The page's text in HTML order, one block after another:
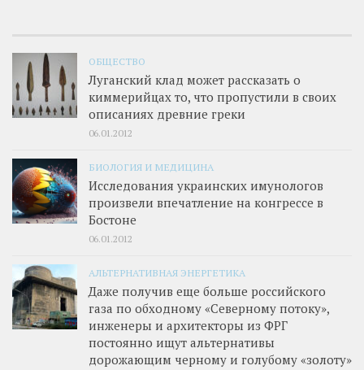
ОБЩЕСТВО
Луганский клад может рассказать о
киммерийцах то, что пропустили в своих
описаниях древние греки
06.01.2012
БИОЛОГИЯ И МЕДИЦИНА
Исследования украинских имунологов
произвели впечатление на конгрессе в
Бостоне
06.01.2012
АЛЬТЕРНАТИВНАЯ ЭНЕРГЕТИКА
Даже получив еще больше российского
газа по обходному «Северному потоку»,
инженеры и архитекторы из ФРГ
постоянно ищут альтернативы
дорожающим черному и голубому «золоту»